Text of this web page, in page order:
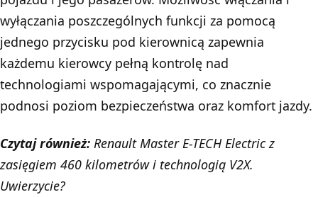
wyłączania poszczególnych funkcji za pomocą
jednego przycisku pod kierownicą zapewnia
każdemu kierowcy pełną kontrolę nad
technologiami wspomagającymi, co znacznie
podnosi poziom bezpieczeństwa oraz komfort jazdy.
Czytaj również: Renault Master E-TECH Electric z
zasięgiem 460 kilometrów i technologią V2X.
Uwierzycie?